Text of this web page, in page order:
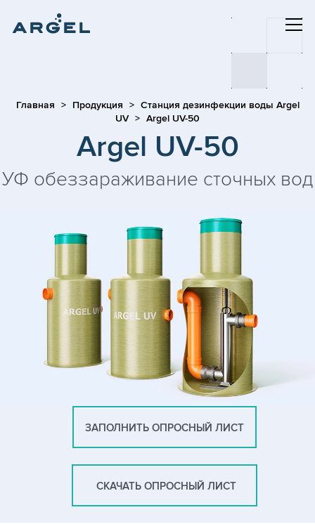
Главная Продукция
Станция дезинфекции воды Argel
UV
Argel UV-50
Argel UV-50
УФ обеззараживание сточных вод
ЗАПОЛНИТЬ ОПРОСНЫЙ ЛИСТ
СКАЧАТЬ ОПРОСНЫЙ ЛИСТ